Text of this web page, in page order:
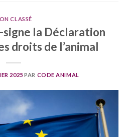
CLASSÉ
signe la Déclaration
droits de l’animal
2025 PAR CODE ANIMAL